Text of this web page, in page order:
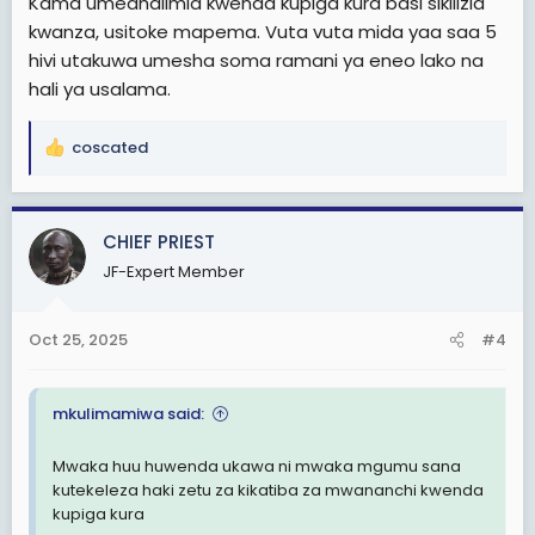
kwanza, usitoke mapema. Vuta vuta mida yaa saa 5
hivi utakuwa umesha soma ramani ya eneo lako na
hali ya usalama.
R
a
c
t
i
s
coscated
CHIEF PRIEST
JF-Expert Member
Oct 25, 2025 #4
mkulimamiwa said:
Mwaka huu huwenda ukawa ni mwaka mgumu sana
kutekeleza haki zetu za kikatiba za mwananchi kwenda
kupiga kura